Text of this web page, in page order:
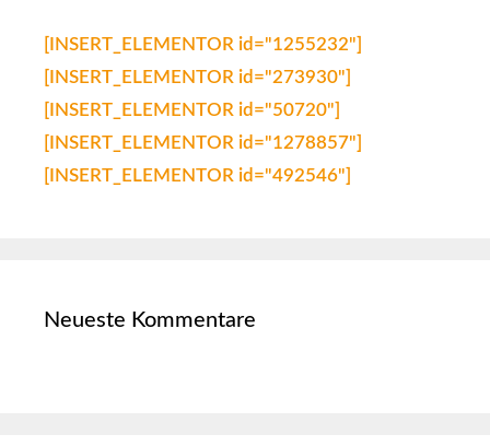
[INSERT_ELEMENTOR id="1255232"]
[INSERT_ELEMENTOR id="273930"]
[INSERT_ELEMENTOR id="50720"]
[INSERT_ELEMENTOR id="1278857"]
[INSERT_ELEMENTOR id="492546"]
Neueste Kommentare